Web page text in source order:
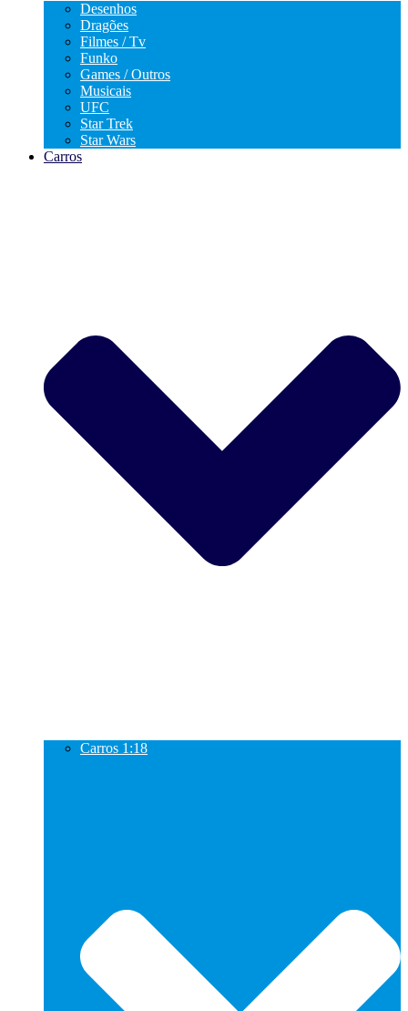
Desenhos
Dragões
Filmes / Tv
Funko
Games / Outros
Musicais
UFC
Star Trek
Star Wars
Carros
Carros 1:18